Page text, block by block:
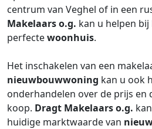
centrum van Veghel of in een
Makelaars o.g. kan u helpen
perfectewoonhuis.
Het inschakelen van een
nieuwbouwwoning kan u ook
onderhandelen over de prijs en
koop. Dragt Makelaars o.g.
huidige marktwaarde van